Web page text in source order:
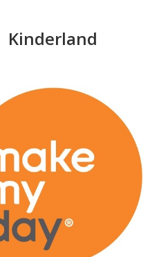
Kinderland